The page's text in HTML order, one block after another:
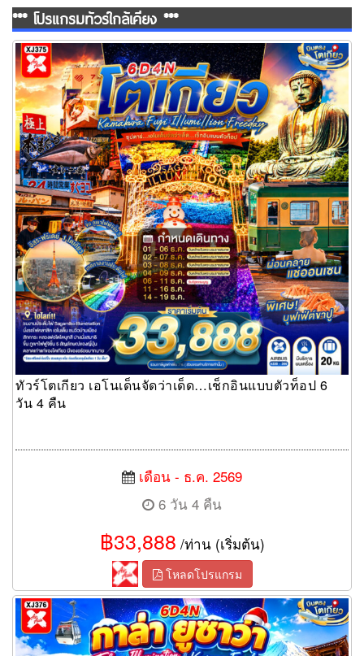
*** โปรแกรมทัวร์ใกล้เคียง ***
ทัวร์โตเกียว เอโนเด็นจัดว่าเด็ด…เช็กอินแบบตัวท็อป 6 วัน 4 คืน
ทัวร์โตเกียว เอโนเด็นจัดว่าเด็ด…เช็กอินแบบตัวท็อป 6
วัน 4 คืน
เดือน - ธ.ค. 2569
6 วัน 4 คืน
฿33,888 /ท่าน (เริ่มต้น)
โหลดโปรแกรม
ทัวร์โตเกียว GALA จัดให้..ได้ฟีล…ได้รูป…ได้เที่ยว! 6 วัน 4 คืน